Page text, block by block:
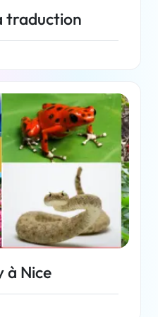
traduction
plus
à Nice